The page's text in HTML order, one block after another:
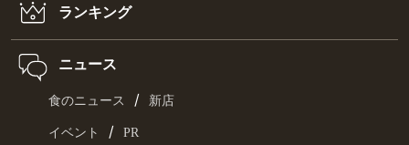
ランキング
ニュース
食のニュース / 新店
イベント / PR